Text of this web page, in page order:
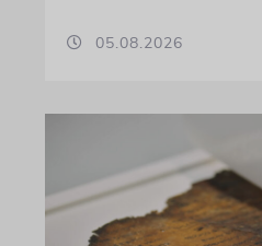
05.08.2026